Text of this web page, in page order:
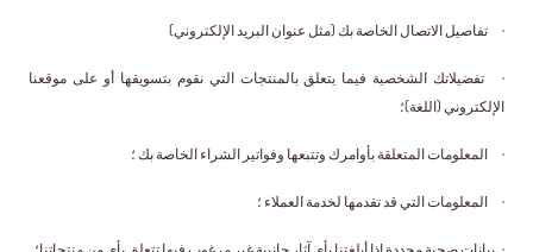
· تفاصيل الاتصال الخاصة بك (مثل عنوان البريد الإلكتروني)
· تفضيلاتك الشخصية فيما يتعلق بالمنتجات التي نقوم بتسويقها أو على موقعنا
الإلكتروني (اللغة)؛
· المعلومات المتعلقة بأوامرك وتتبعها وفواتير الشراء الخاصة بك ؛
· المعلومات التي قد تقدمها لخدمة العملاء ؛